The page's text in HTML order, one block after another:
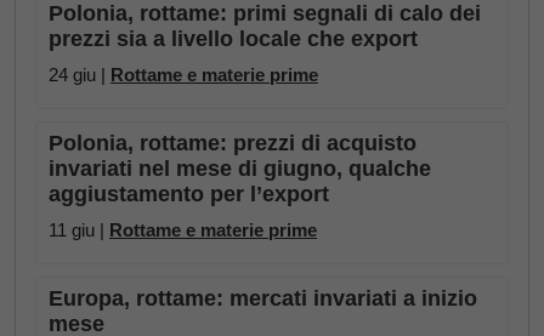
Polonia, rottame: primi segnali di calo dei
prezzi sia a livello locale che export
24 giu | Rottame e materie prime
Polonia, rottame: prezzi di acquisto
invariati nel mese di giugno, qualche
aggiustamento per l’export
11 giu | Rottame e materie prime
Europa, rottame: mercati invariati a inizio
mese